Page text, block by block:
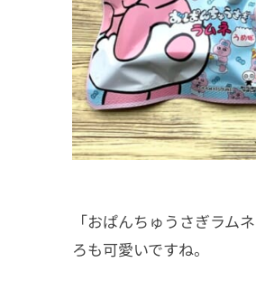
「おぱんちゅうさぎラム
ろも可愛いですね。